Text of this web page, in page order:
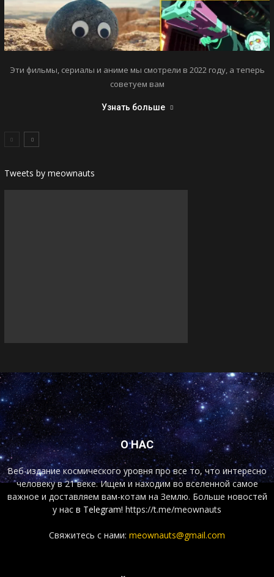
Эти фильмы, сериалы и аниме мы смотрели в 2022 году, а теперь
советуем вам
Узнать больше
Tweets by meownauts
О НАС
Веб-издание космического уровня про все то, что интересно
человеку в 21 веке. Ищем и находим во вселенной самое
важное и доставляем вам-котам на Землю. Больше новостей
у нас в Telegram! https://t.me/meownauts
Свяжитесь с нами: meownauts@gmail.com